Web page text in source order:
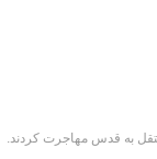
به قدس مهاجرت کردند.